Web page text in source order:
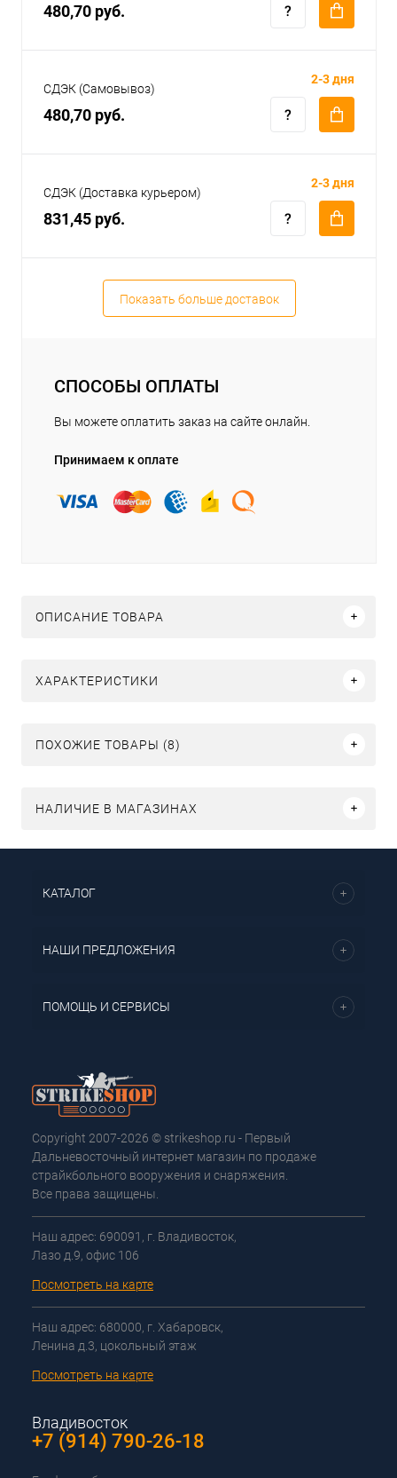
480,70 руб.
СДЭК (Самовывоз)
480,70 руб.
2-3 дня
СДЭК (Доставка курьером)
831,45 руб.
2-3 дня
Показать больше доставок
СПОСОБЫ ОПЛАТЫ
Вы можете оплатить заказ на сайте онлайн.
Принимаем к оплате
ОПИСАНИЕ ТОВАРА
ХАРАКТЕРИСТИКИ
ПОХОЖИЕ ТОВАРЫ (8)
НАЛИЧИЕ В МАГАЗИНАХ
КАТАЛОГ
НАШИ ПРЕДЛОЖЕНИЯ
ПОМОЩЬ И СЕРВИСЫ
Copyright 2007-2026 © strikeshop.ru - Первый
Дальневосточный интернет магазин по продаже
страйкбольного вооружения и снаряжения.
Все права защищены.
Наш адрес: 690091, г. Владивосток,
Лазо д.9, офис 106
Посмотреть на карте
Наш адрес: 680000, г. Хабаровск,
Ленина д.3, цокольный этаж
Посмотреть на карте
Владивосток
+7 (914) 790-26-18